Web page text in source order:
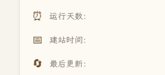
⏰ 运行天数：
📅 建站时间：
🔄 最后更新：